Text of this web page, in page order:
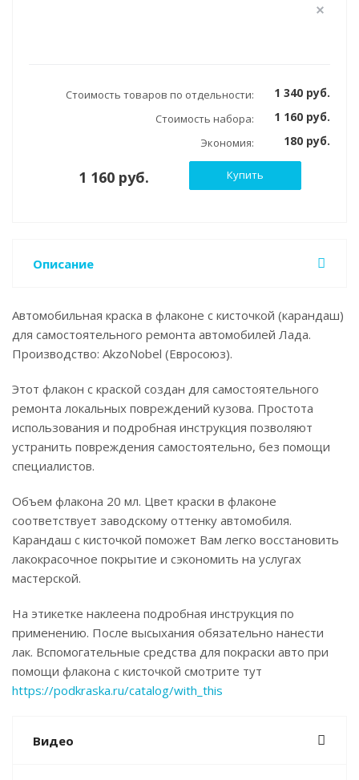
Стоимость товаров по отдельности: 1 340 руб.
Стоимость набора: 1 160 руб.
Экономия: 180 руб.
1 160 руб. Купить
Описание
Автомобильная краска в флаконе с кисточкой (карандаш)
для самостоятельного ремонта автомобилей Лада.
Производство: AkzoNobel (Евросоюз).
Этот флакон с краской создан для самостоятельного
ремонта локальных повреждений кузова. Простота
использования и подробная инструкция позволяют
устранить повреждения самостоятельно, без помощи
специалистов.
Объем флакона 20 мл. Цвет краски в флаконе
соответствует заводскому оттенку автомобиля.
Карандаш с кисточкой поможет Вам легко восстановить
лакокрасочное покрытие и сэкономить на услугах
мастерской.
На этикетке наклеена подробная инструкция по
применению. После высыхания обязательно нанести
лак. Вспомогательные средства для покраски авто при
помощи флакона с кисточкой смотрите тут
https://podkraska.ru/catalog/with_this
Видео